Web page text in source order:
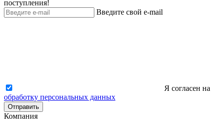
поступления!
Введите свой e-mail
Я согласен на
обработку персональных данных
Отправить
Компания